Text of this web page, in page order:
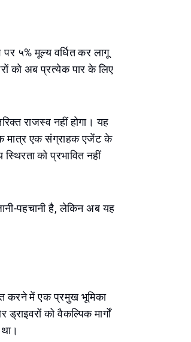
५% मूल्य वर्धित कर लागू
को अब प्रत्येक पार के लिए
राजस्व नहीं होगा। यह
मात्र एक संग्राहक एजेंट के
को प्रभावित नहीं
पहचानी है, लेकिन अब यह
करने में एक प्रमुख भूमिका
को वैकल्पिक मार्गों